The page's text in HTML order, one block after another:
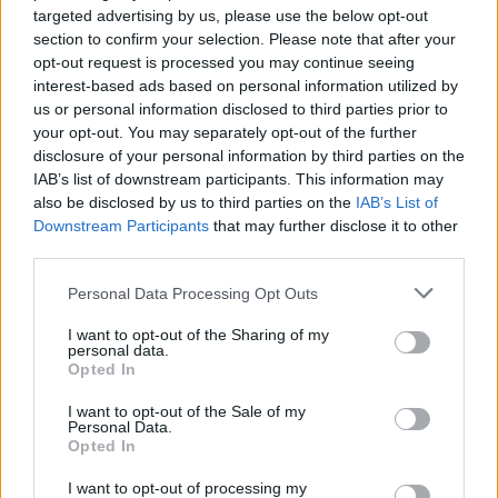
targeted advertising by us, please use the below opt-out
section to confirm your selection. Please note that after your
opt-out request is processed you may continue seeing
interest-based ads based on personal information utilized by
us or personal information disclosed to third parties prior to
your opt-out. You may separately opt-out of the further
disclosure of your personal information by third parties on the
IAB’s list of downstream participants. This information may
also be disclosed by us to third parties on the IAB’s List of
Downstream Participants that may further disclose it to other
Please note that this website/app uses one or more Google
not limited to your visit or usage behaviour. You may click to
grant or deny consent to Google and its third-party tags to
use your data for below specified purposes in below Google
consent section.
Personal Data Processing Opt Outs
I want to opt-out of the Sharing of my
personal data.
Opted In
I want to opt-out of the Sale of my
Personal Data.
Opted In
I want to opt-out of processing my
nyomozással, akkor viszonylag jól
körülhatárolható a megfelelő tempó.
Összességében azt mondhatjuk, hogy
valóságos detektívnek kell lenni a barokk
zenéhez, hogy az ember fülön csípje a lehető
legjobb előadásmódot."
A Florilegium Vivaldi közkedvelt darabjai
mellett Pergolesi műveit tűzi műsorra a
születésének 300. évfordulója alkalmából a
4-i hangversenyen fellép a világhírű szoprán
Chance brit kontratenor.
hallgatóságot, mert a belőle áradó öröm
ragályos. A barokkhoz mindig jó érzés, jó